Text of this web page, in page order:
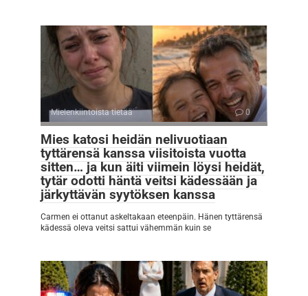
Mielenkiintoista tietää 0
Mies katosi heidän nelivuotiaan
tyttärensä kanssa viisitoista vuotta
sitten… ja kun äiti viimein löysi heidät,
tytär odotti häntä veitsi kädessään ja
järkyttävän syytöksen kanssa
Carmen ei ottanut askeltakaan eteenpäin. Hänen tyttärensä
kädessä oleva veitsi sattui vähemmän kuin se